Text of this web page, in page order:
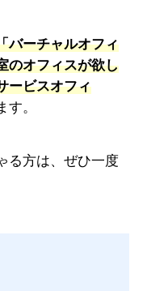
バーチャルオフィ
のオフィスが欲し
ービスオフィ
。
る方は、ぜひ一度